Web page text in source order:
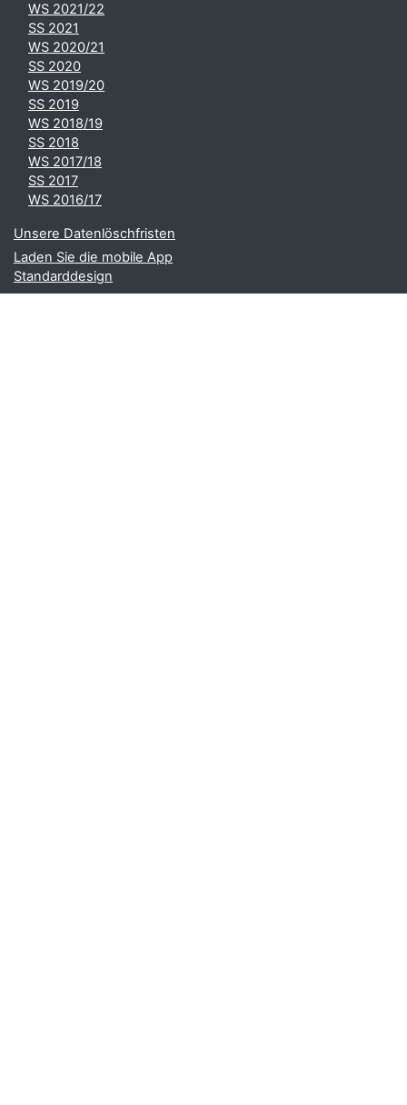
WS 2021/22
SS 2021
WS 2020/21
SS 2020
WS 2019/20
SS 2019
WS 2018/19
SS 2018
WS 2017/18
SS 2017
WS 2016/17
Unsere Datenlöschfristen
Laden Sie die mobile App
Standarddesign